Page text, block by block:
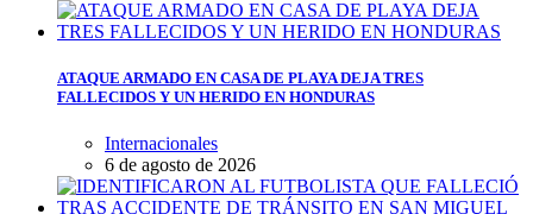
ATAQUE ARMADO EN CASA DE PLAYA DEJA TRES
FALLECIDOS Y UN HERIDO EN HONDURAS
Internacionales
6 de agosto de 2026